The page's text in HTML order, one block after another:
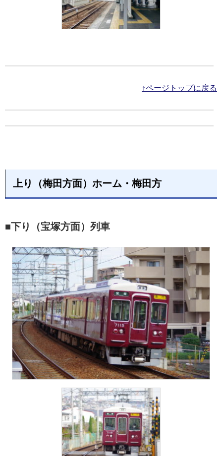
↑ページトップに戻る
上り（梅田方面）ホーム・梅田方
■下り（宝塚方面）列車